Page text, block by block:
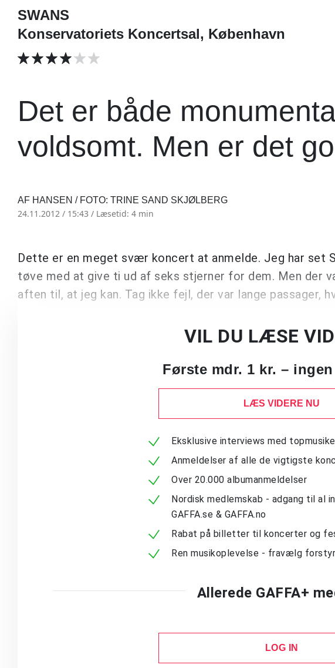
SWANS
Konservatoriets Koncertsal, København
Det er både
voldsomt. Men er det
AF HANSEN / FOTO: TRINE SAND SKJØLBERG
24.11.2012 / 15:43 / Læsetid: 4 min
Dette er en meget svær koncert at anmelde. Jeg har set
tøve med at give ti ud af seks stjerner for dem. Men der
aften til, at jeg kan. Tag ikke fejl, der var lange passager,
VIL DU LÆSE
Første mdr. 1 kr. –
LÆS VIDERE NU
Eksklusive interviews med
Anmeldelser af alle de vigtigste
Over 20.000 albumanmeldelser
Nordisk medlemskab - adgang til al
GAFFA.se & GAFFA.no
Rabat på billetter til koncerter og
Ren musikoplevelse - fravælg
Allerede GAFFA+
LOG IN